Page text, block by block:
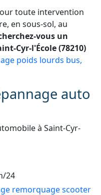
toute intervention
en sous-sol, au
vous un
Cyr-l'École (78210)
poids lourds bus,
auto
à Saint-Cyr-
24
remorquage scooter